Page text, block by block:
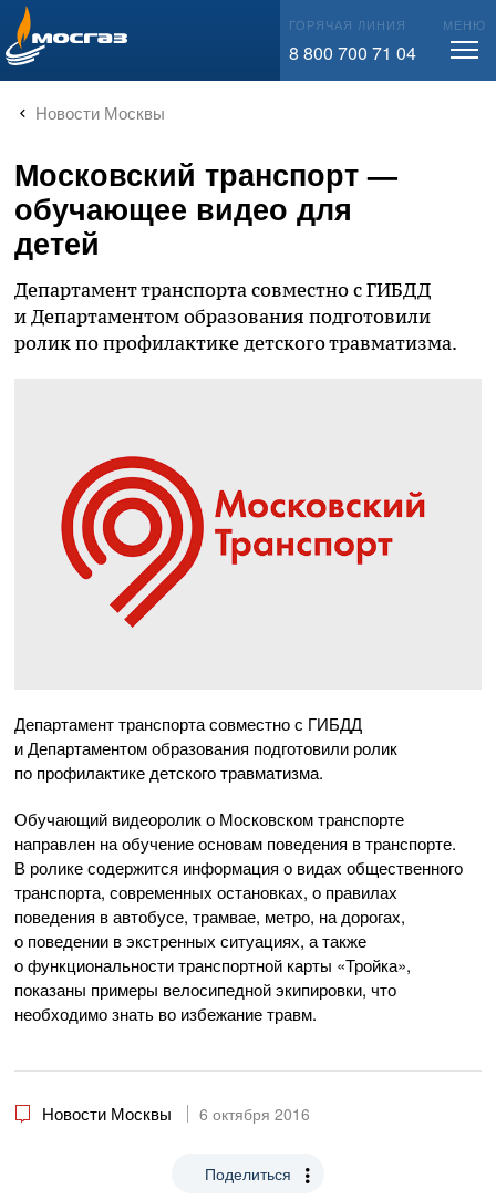
info@mos-gaz.ru ГОРЯЧАЯ ЛИНИЯ
8 800 700 71 04
МЕНЮ
Новости Москвы
Московский транспорт —
обучающее видео для
детей
Департамент транспорта совместно с ГИБДД
и Департаментом образования подготовили
ролик по профилактике детского травматизма.
Департамент транспорта совместно с ГИБДД
и Департаментом образования подготовили ролик
по профилактике детского травматизма.
Обучающий видеоролик о Московском транспорте
направлен на обучение основам поведения в транспорте.
В ролике содержится информация о видах общественного
транспорта, современных остановках, о правилах
поведения в автобусе, трамвае, метро, на дорогах,
о поведении в экстренных ситуациях, а также
о функциональности транспортной карты «Тройка»,
показаны примеры велосипедной экипировки, что
необходимо знать во избежание травм.
Новости Москвы 6 октября 2016
Поделиться